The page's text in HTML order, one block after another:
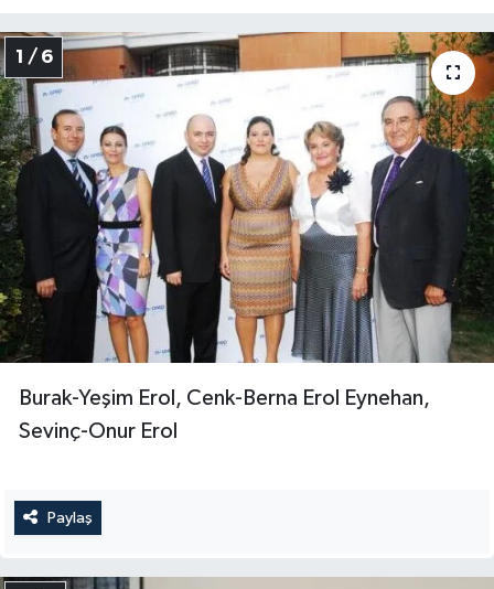
1 / 6
Burak-Yeşim Erol, Cenk-Berna Erol Eynehan,
Sevinç-Onur Erol
Paylaş